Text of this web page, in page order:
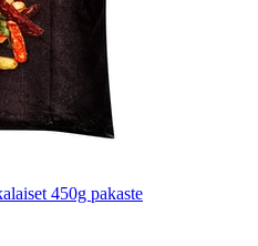
450g pakaste